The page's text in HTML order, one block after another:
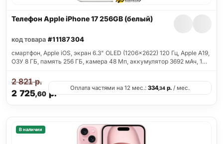
Телефон Apple iPhone 17 256GB (белый)
код товара #11187304
смартфон, Apple iOS, экран 6.3" OLED (1206x2622) 120 Гц, Apple A19,
ОЗУ 8 ГБ, память 256 ГБ, камера 48 Мп, аккумулятор 3692 мАч, 1…
2 725,60 р.
2 821р.
Оплата частями на 12 мес.: 334,34р./ мес.
В наличии